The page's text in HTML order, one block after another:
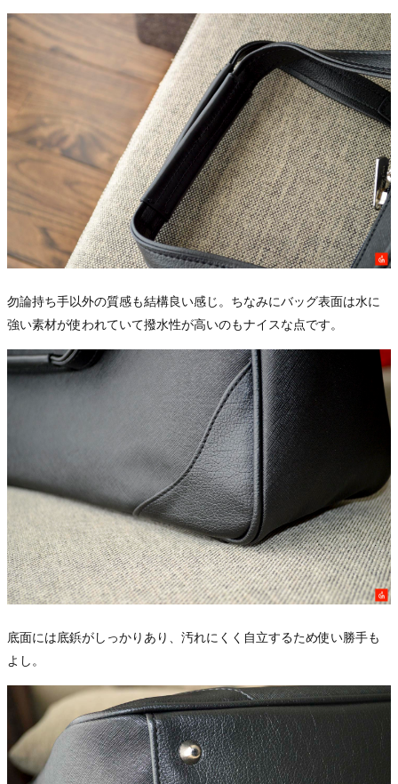
勿論持ち手以外の質感も結構良い感じ。ちなみにバッグ表面は水に
強い素材が使われていて撥水性が高いのもナイスな点です。
底面には底鋲がしっかりあり、汚れにくく自立するため使い勝手も
よし。